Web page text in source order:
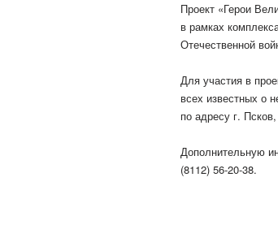
Проект «Герои
в рамках
Отечественной
Для участия в
всех известных о
по адресу г.
Дополнительную
(8112) 56-20-38.